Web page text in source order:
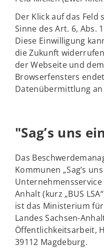
Der Klick auf das
Sinne des Art. 6, Abs.
Diese Einwilligung
die Zukunft
der Webseite und
Browserfensters
Datenübermittlung
"Sag’s uns
Das
Kommunen „Sag’s
Unternehmensservice
Anhalt (kurz „BUS
ist das Ministerium
Landes Sachsen-
Öffentlichkeitsarbeit,
39112 Magdeburg.